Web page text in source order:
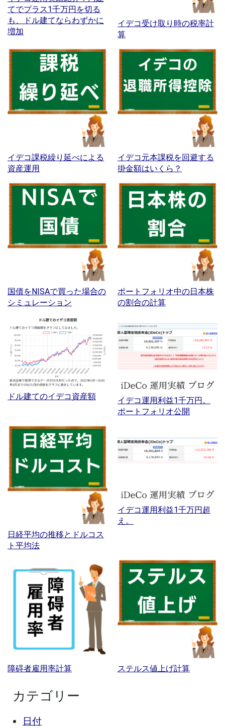
てでプラス1千万円を切る
も、ドル建てならわずかに
増加
イデコ受け取り時の税率計
算
イデコ課税繰り延べによる
資産運用
イデコ元本課税を回避する
掛金額はいくら？
国債をNISAで買った場合の
シミュレーション
ポートフォリオ中の日本株
の割合の計算
ドル建てのイデコ資産額
イデコ運用利益1千万円。
ポートフォリオ公開
日経平均の推移とドルコス
ト平均法
イデコ運用利益1千万円超
え。
障碍者雇用率計算 ステルス値上げ計算
カテゴリー
日付